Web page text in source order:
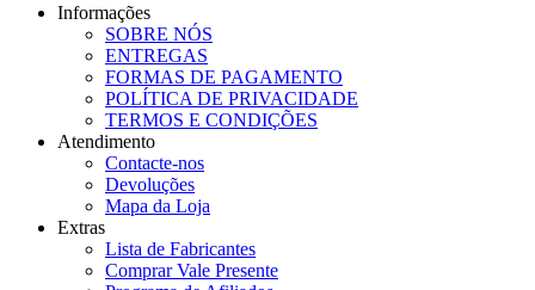
Informações
SOBRE NÓS
ENTREGAS
FORMAS DE PAGAMENTO
POLÍTICA DE PRIVACIDADE
TERMOS E CONDIÇÕES
Atendimento
Contacte-nos
Devoluções
Mapa da Loja
Extras
Lista de Fabricantes
Comprar Vale Presente